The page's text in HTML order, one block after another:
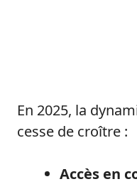
En 2025, la
cesse de croître :
Accès en